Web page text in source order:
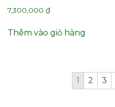
7,300,000 ₫
Thêm vào giỏ hàng
1 2 3